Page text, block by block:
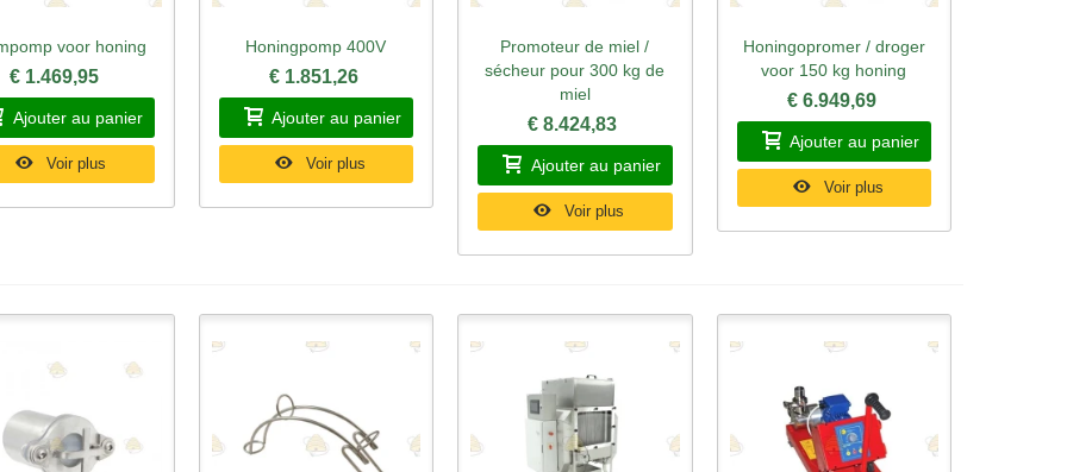
rapidevoor honing
€ 1.469,95
Ajouter au panier
Voir plus
Aperçu rapide
Honingpomp 400V
€ 1.851,26
Ajouter au panier
Voir plus
Aperçu rapide
Promoteur de miel /
sécheur pour 300 kg de
miel
€ 8.424,83
Ajouter au panier
Voir plus
Aperçu rapide
Honingopromer / droger
voor 150 kg honing
€ 6.949,69
Ajouter au panier
Voir plus